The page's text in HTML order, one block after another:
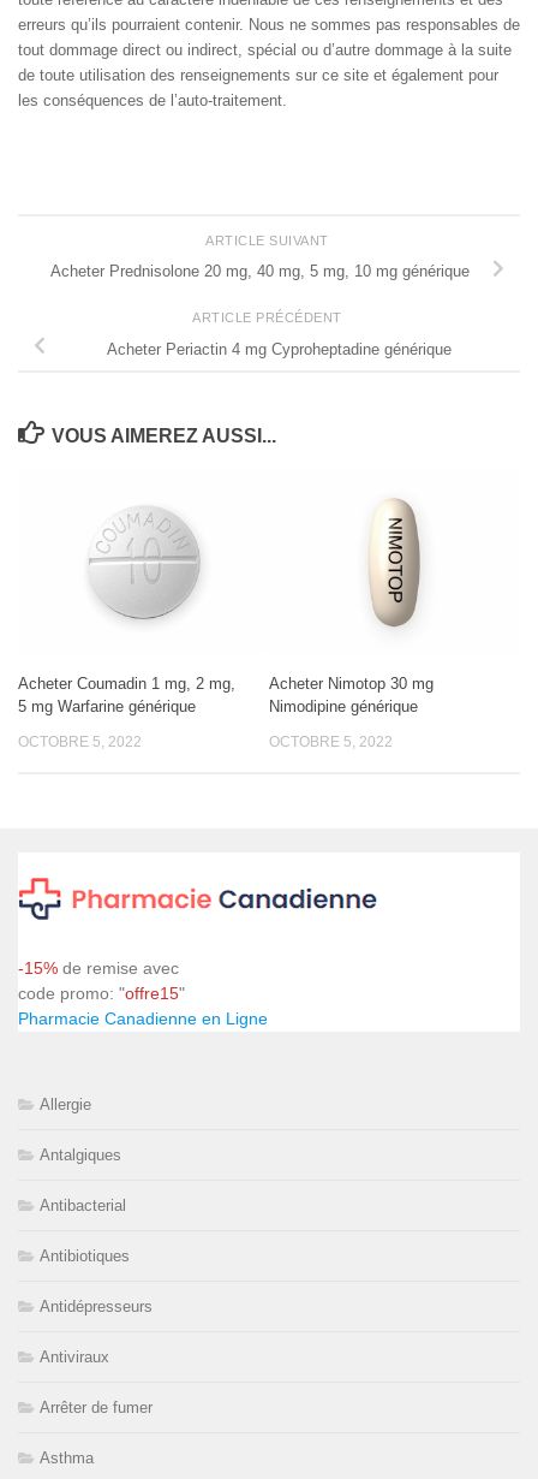
erreurs qu’ils pourraient contenir. Nous ne sommes pas responsables de
tout dommage direct ou indirect, spécial ou d’autre dommage à la suite
de toute utilisation des renseignements sur ce site et également pour
les conséquences de l’auto-traitement.
ARTICLE SUIVANT
Acheter Prednisolone 20 mg, 40 mg, 5 mg, 10 mg générique
ARTICLE PRÉCÉDENT
Acheter Periactin 4 mg Cyproheptadine générique
VOUS AIMEREZ AUSSI...
Acheter Coumadin 1 mg, 2 mg,
5 mg Warfarine générique
OCTOBRE 5, 2022
Acheter Nimotop 30 mg
Nimodipine générique
OCTOBRE 5, 2022
-15% de remise avec
code promo: "offre15"
Pharmacie Canadienne en Ligne
Allergie
Antalgiques
Antibacterial
Antibiotiques
Antidépresseurs
Antiviraux
Arrêter de fumer
Asthma